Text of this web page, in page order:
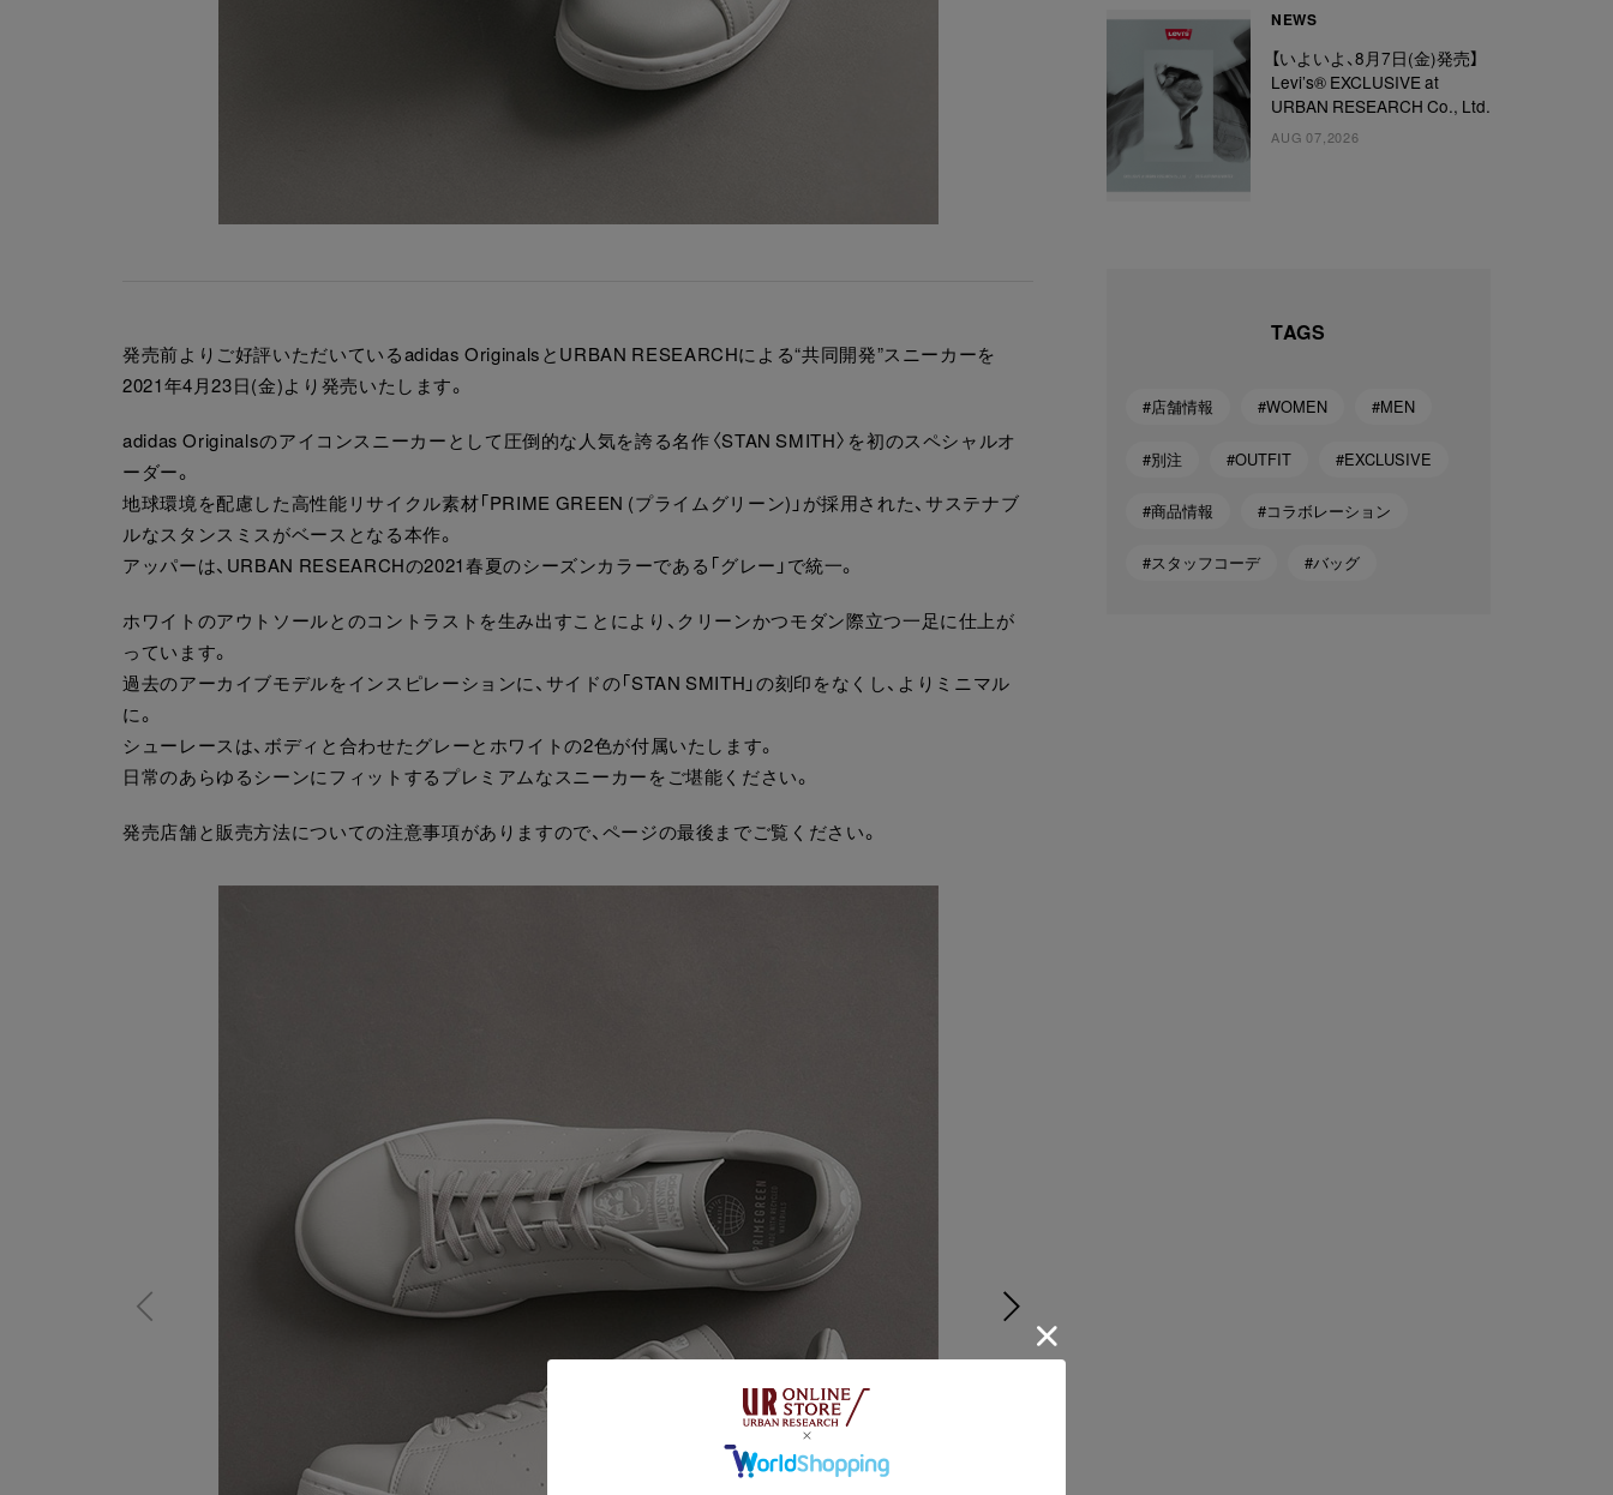
発売前よりご好評いただいているadidas OriginalsとURBAN RESEARCHによる“共同開発”スニーカーを
2021年4月23日(金)より発売いたします。
adidas Originalsのアイコンスニーカーとして圧倒的な人気を誇る名作〈STAN SMITH〉を初のスペシャルオ
ーダー。
地球環境を配慮した高性能リサイクル素材「PRIME GREEN (プライムグリーン)」が採用された、サステナブ
ルなスタンスミスがベースとなる本作。
アッパーは、URBAN RESEARCHの2021春夏のシーズンカラーである「グレー」で統一。
ホワイトのアウトソールとのコントラストを生み出すことにより、クリーンかつモダン際立つ一足に仕上が
っています。
過去のアーカイブモデルをインスピレーションに、サイドの「STAN SMITH」の刻印をなくし、よりミニマル
に。
シューレースは、ボディと合わせたグレーとホワイトの2色が付属いたします。
日常のあらゆるシーンにフィットするプレミアムなスニーカーをご堪能ください。
発売店舗と販売方法についての注意事項がありますので、ページの最後までご覧ください。
NEWS
【いよいよ、8月7日(金)発売】
Levi’s® EXCLUSIVE at
URBAN RESEARCH Co., Ltd.
AUG 07,2026
TAGS
#店舗情報 #WOMEN #MEN
#別注 #OUTFIT #EXCLUSIVE
#商品情報 #コラボレーション
#スタッフコーデ #バッグ